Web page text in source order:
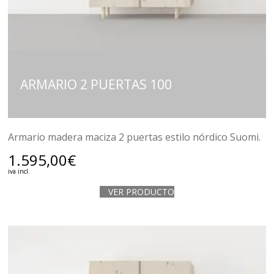
ARMARIO 2 PUERTAS 100
Armario madera maciza 2 puertas estilo nórdico Suomi.
1.595,00€
iva incl.
VER PRODUCTO